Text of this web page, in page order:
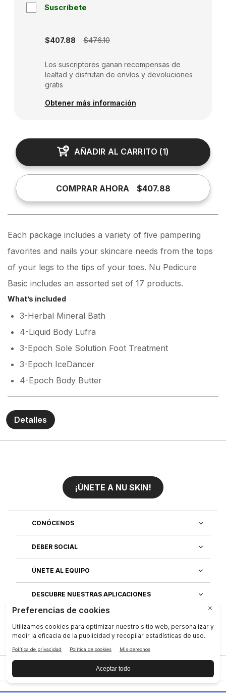
Suscríbete
$407.88 $476.10
Los suscriptores ganan recompensas de
lealtad y disfrutan de envíos y devoluciones
gratis
Obtener más información
AÑADIR AL CARRITO (1)
COMPRAR AHORA $407.88
Each package includes a variety of five pampering
favorites and nails your skincare needs from the tops
of your legs to the tips of your toes. Nu Pedicure
Basic includes an assorted set of 17 products.
What’s included
3-Herbal Mineral Bath
4-Liquid Body Lufra
3-Epoch Sole Solution Foot Treatment
3-Epoch IceDancer
4-Epoch Body Butter
Detalles
¡ÚNETE A NU SKIN!
CONÓCENOS
DEBER SOCIAL
ÚNETE AL EQUIPO
DESCUBRE NUESTRAS APLICACIONES
Terms of Use |